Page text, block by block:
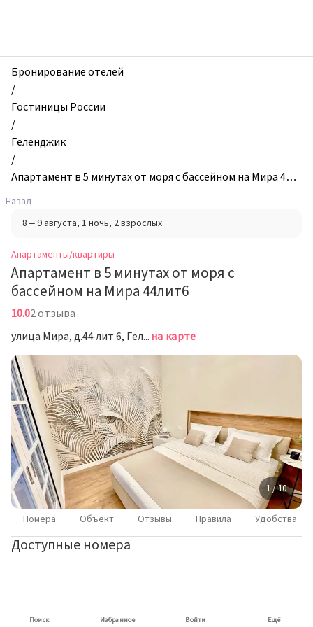
и
квартиры,
Апартамент
минутах
от
моря
с
бассейном
на
Мира
44лит6,
Геленджик,
Россия
Бронирование отелей
/
Гостиницы России
/
Геленджик
/
Апартамент в 5 минутах от моря с бассейном на Мира 44л
Назад
8 – 9 августа, 1 ночь, 2 взрослых
Апартаменты/квартиры
Апартамент в 5 минутах от моря с
бассейном на Мира 44лит6
10.02 отзыва
улица Мира, д.44 лит 6, Геленджикна карте
1 / 10
Номера Объект Отзывы Правила Удобства
Доступные номера
Поиск Избранное Войти Ещё